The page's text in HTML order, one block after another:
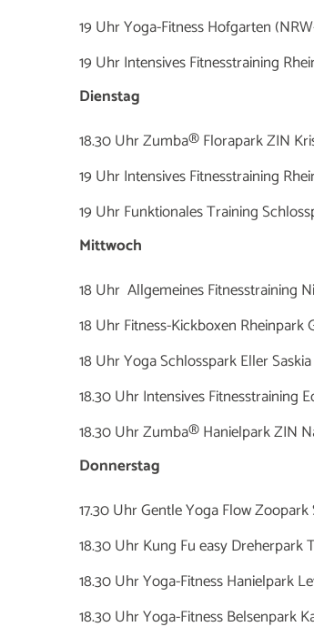
19 Uhr Yoga-Fitness Hofgarten
19 Uhr Intensives Fitnesstraining
Dienstag
18.30 Uhr Zumba® Florapark ZIN
19 Uhr Intensives Fitnesstraining
19 Uhr Funktionales Training
Mittwoch
18 Uhr Allgemeines Fitnesstraining
18 Uhr Fitness-Kickboxen Rheinpark
18 Uhr Yoga Schlosspark Eller
18.30 Uhr Intensives Fitnesstraining
18.30 Uhr Zumba® Hanielpark ZIN
Donnerstag
17.30 Uhr Gentle Yoga Flow Zoopark
18.30 Uhr Kung Fu easy Dreherpark
18.30 Uhr Yoga-Fitness Hanielpark
18.30 Uhr Yoga-Fitness Belsenpark